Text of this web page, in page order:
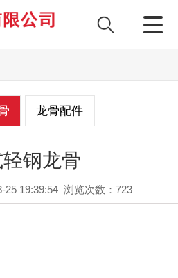
龙骨配件
钢龙骨
25 19:39:54 浏览次数：723